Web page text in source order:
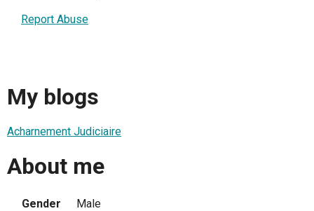
Report Abuse
My blogs
Acharnement Judiciaire
About me
Gender
Male